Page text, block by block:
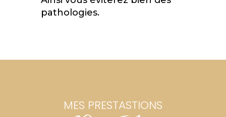
pathologies.
MES PRESTASTIONS